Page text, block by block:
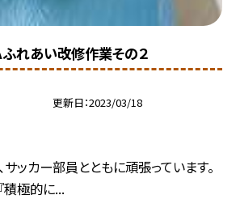
れあい改修作業その２
更新日 2023/03/18
ッカー部員とともに頑張っています。
積極的に...